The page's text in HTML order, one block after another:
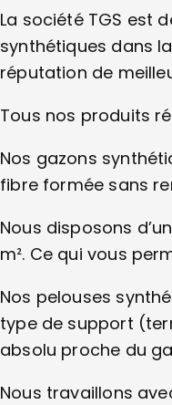
La société TGS est
synthétiques dans
réputation de
Tous nos produits
Nos gazons
fibre formée sans
Nous disposons
m². Ce qui vous
Nos pelouses
type de support
absolu proche du
Nous travaillons